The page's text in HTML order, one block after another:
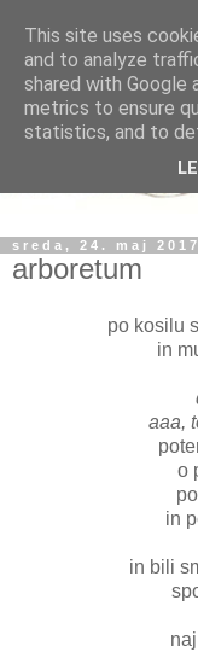
sreda, 24. maj 2017
arboretum
po kosilu
in
aaa,
o
in
in bili
This site uses
and to analyze
shared with Google
metrics to ensure
statistics, and to